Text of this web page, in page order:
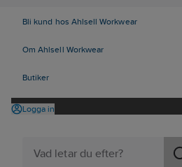
Bli kund hos Ahlsell Workwear
Om Ahlsell Workwear
Butiker
Logga in